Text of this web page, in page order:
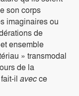
son corps
imaginaires ou
de
ensemble
» transmodal
de la
il avecce